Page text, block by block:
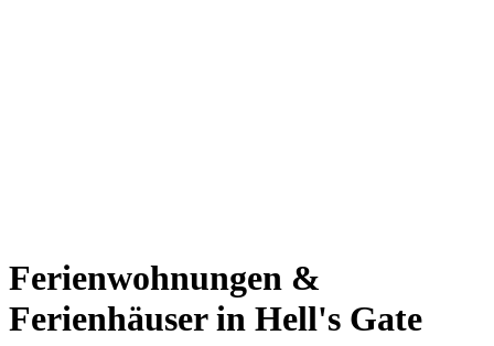
Ferienwohnungen &
Ferienhäuser in Hell's Gate